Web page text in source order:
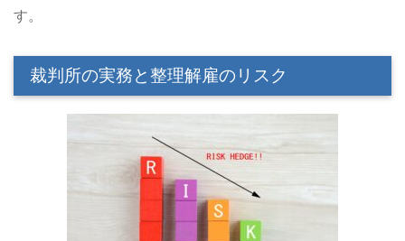
す。
裁判所の実務と整理解雇のリスク